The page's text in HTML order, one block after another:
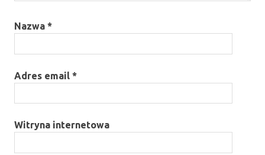
Nazwa *
Adres email *
Witryna internetowa